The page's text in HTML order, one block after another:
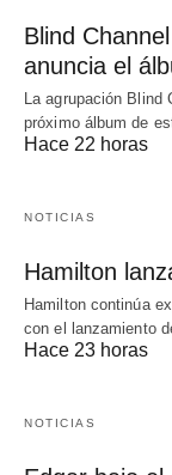
Blind
anuncia el
La agrupación Blind
próximo álbum de
Hace 22 horas
NOTICIAS
Hamilton
Hamilton continúa
con el lanzamiento
Hace 23 horas
NOTICIAS